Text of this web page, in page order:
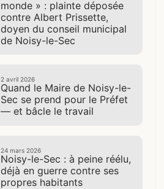
monde » : plainte déposée
contre Albert Prissette,
doyen du conseil municipal
de Noisy-le-Sec
2 avril 2026
Quand le Maire de Noisy-le-
Sec se prend pour le Préfet
— et bâcle le travail
24 mars 2026
Noisy-le-Sec : à peine réélu,
déjà en guerre contre ses
propres habitants